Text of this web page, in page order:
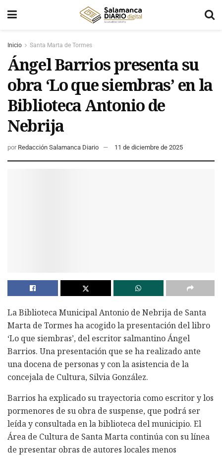
Inicio Santa Marta de Tormes
Ángel Barrios presenta su
obra ‘Lo que siembras’ en la
Biblioteca Antonio de
Nebrija
por Redacción Salamanca Diario 11 de diciembre de 2025
La Biblioteca Municipal Antonio de Nebrija de Santa
Marta de Tormes ha acogido la presentación del libro
‘Lo que siembras’, del escritor salmantino Ángel
Barrios. Una presentación que se ha realizado ante
una docena de personas y con la asistencia de la
concejala de Cultura, Silvia González.
Barrios ha explicado su trayectoria como escritor y los
pormenores de su obra de suspense, que podrá ser
leída y consultada en la biblioteca del municipio. El
Área de Cultura de Santa Marta continúa con su línea
de presentar obras de autores locales menos